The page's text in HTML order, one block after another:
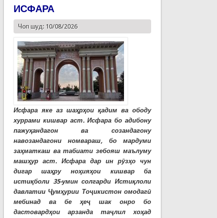
ИСФАРА
Чоп шуд: 10/08/2026
Исфара яке аз шаҳрҳои қадим ва ободу
хуррами кишвар аст. Исфара бо адибону
пажуҳандагон ва созандагону
навозандагони номвараш, бо мардуми
заҳматкаш ва табиати зебояш маълуму
машҳур аст. Исфара дар ин рӯзҳо чун
дигар шаҳру ноҳияҳои кишвар ба
истиқболи 35-умин солгарди Истиқлоли
давлатии Ҷумҳурии Тоҷикистон омодагӣ
мебинад ва бе ҳеҷ шак онро бо
дастовардҳои арзанда таҷлил хоҳад